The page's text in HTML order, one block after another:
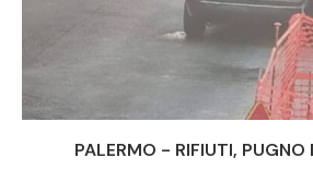
PALERMO - RIFIUTI, PUGNO